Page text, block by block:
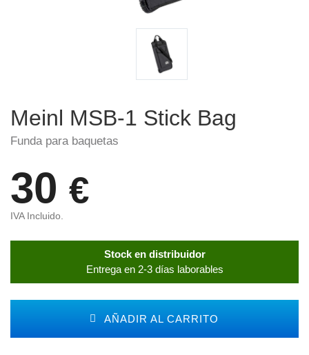
Meinl MSB-1 Stick Bag
Funda para baquetas
30 €
IVA Incluido.
Stock en distribuidor
Entrega en 2-3 días laborables
AÑADIR AL CARRITO